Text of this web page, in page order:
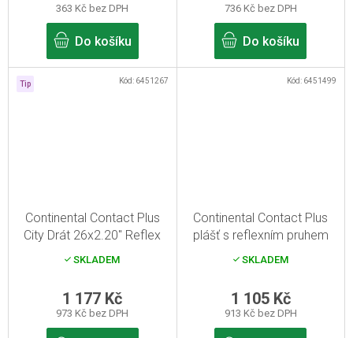
363 Kč bez DPH
Do košíku
736 Kč bez DPH
Do košíku
Tip
Continental Contact Plus
City Drát 26x2.20" Reflex
černý plášt pro městské
SKLADEM
973 Kč bez DPH
1 177 Kč
Kód: 6451267
Continental Contact Plus
plášť s reflexním pruhem
28x1.60" černá
SKLADEM
913 Kč bez DPH
1 105 Kč
Kód: 6451499